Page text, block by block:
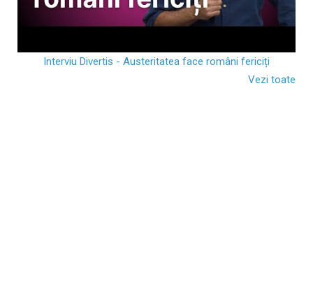
Interviu Divertis - Austeritatea face români fericiți
Vezi toate